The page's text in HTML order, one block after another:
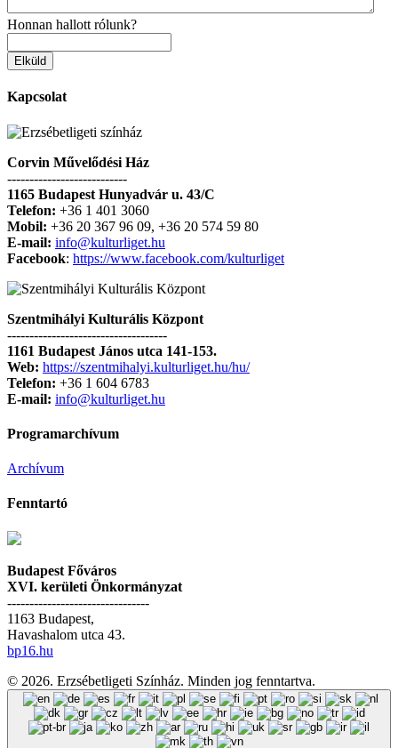
Honnan hallott rólunk?
Kapcsolat
Corvin Művelődési Ház
---------------------------
1165 Budapest Hunyadvár u. 43/C
Telefon: +36 1 401 3060
Mobil: +36 20 367 96 09, +36 20 574 59 80
E-mail: info@kulturliget.hu
Facebook: https://www.facebook.com/kulturliget
Szentmihályi Kulturális Központ
------------------------------------
1161 Budapest János utca 141-153.
Web: https://szentmihalyi.kulturliget.hu/hu/
Telefon: +36 1 604 6783
E-mail: info@kulturliget.hu
Programarchívum
Archívum
Fenntartó
Budapest Főváros
XVI. kerületi Önkormányzat
--------------------------------
1163 Budapest,
Havashalom utca 43.
bp16.hu
© 2026. Erzsébetligeti Színház. Minden jog fenntartva.